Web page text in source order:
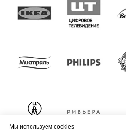
Мы используем cookies